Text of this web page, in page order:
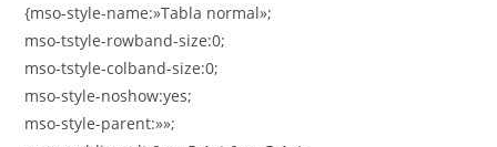
{mso-style-name:»Tabla normal»;
mso-tstyle-rowband-size:0;
mso-tstyle-colband-size:0;
mso-style-noshow:yes;
mso-style-parent:»»;